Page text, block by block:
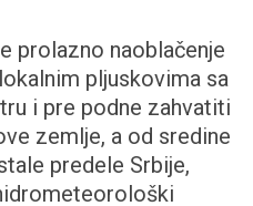
prolazno naoblačenje
pljuskovima sa
i pre podne zahvatiti
zemlje, a od sredine
predele Srbije,